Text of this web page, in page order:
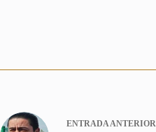
ENTRADAANTERIOR